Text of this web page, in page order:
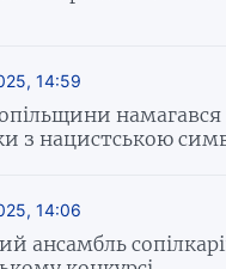
14:59
намагався
з нацистською
14:06
ансамбль